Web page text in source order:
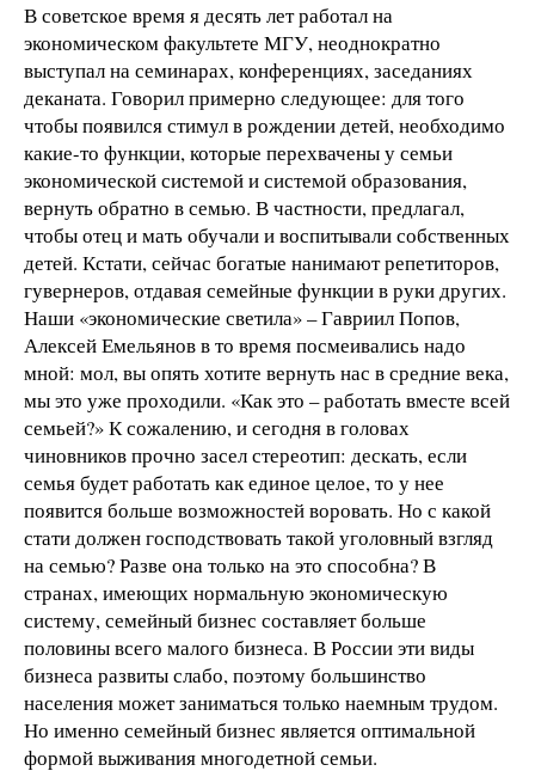
В советское время я десять лет работал на
экономическом факультете МГУ, неоднократно
выступал на семинарах, конференциях, заседаниях
деканата. Говорил примерно следующее: для того
чтобы появился стимул в рождении детей, необходимо
какие-то функции, которые перехвачены у семьи
экономической системой и системой образования,
вернуть обратно в семью. В частности, предлагал,
чтобы отец и мать обучали и воспитывали собственных
детей. Кстати, сейчас богатые нанимают репетиторов,
гувернеров, отдавая семейные функции в руки других.
Наши «экономические светила» – Гавриил Попов,
Алексей Емельянов в то время посмеивались надо
мной: мол, вы опять хотите вернуть нас в средние века,
мы это уже проходили. «Как это – работать вместе всей
семьей?» К сожалению, и сегодня в головах
чиновников прочно засел стереотип: дескать, если
семья будет работать как единое целое, то у нее
появится больше возможностей воровать. Но с какой
стати должен господствовать такой уголовный взгляд
на семью? Разве она только на это способна? В
странах, имеющих нормальную экономическую
систему, семейный бизнес составляет больше
половины всего малого бизнеса. В России эти виды
бизнеса развиты слабо, поэтому большинство
населения может заниматься только наемным трудом.
Но именно семейный бизнес является оптимальной
формой выживания многодетной семьи.